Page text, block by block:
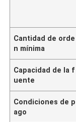
Cantidad de orde
n mínima
Capacidad de la f
uente
Condiciones de p
ago